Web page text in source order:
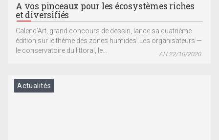
A vos pinceaux pour les écosystèmes riches
et diversifiés
Calend’Art, grand concours de dessin, lance sa quatrième
édition sur le thème des zones humides. Les organisateurs —
le conservatoire du littoral, le...
AH 22/10/2020
Actualités